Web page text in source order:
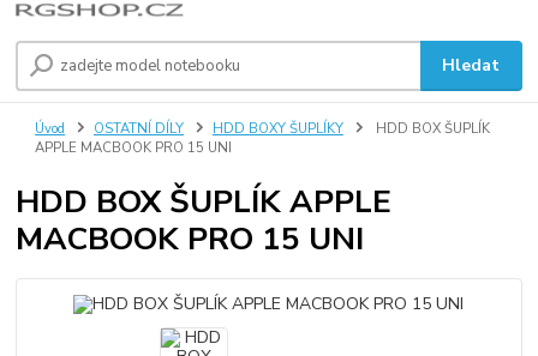
Hledat
Úvod OSTATNÍ DÍLY HDD BOXY ŠUPLÍKY
HDD BOX ŠUPLÍK
APPLE MACBOOK PRO 15 UNI
HDD BOX ŠUPLÍK APPLE
MACBOOK PRO 15 UNI